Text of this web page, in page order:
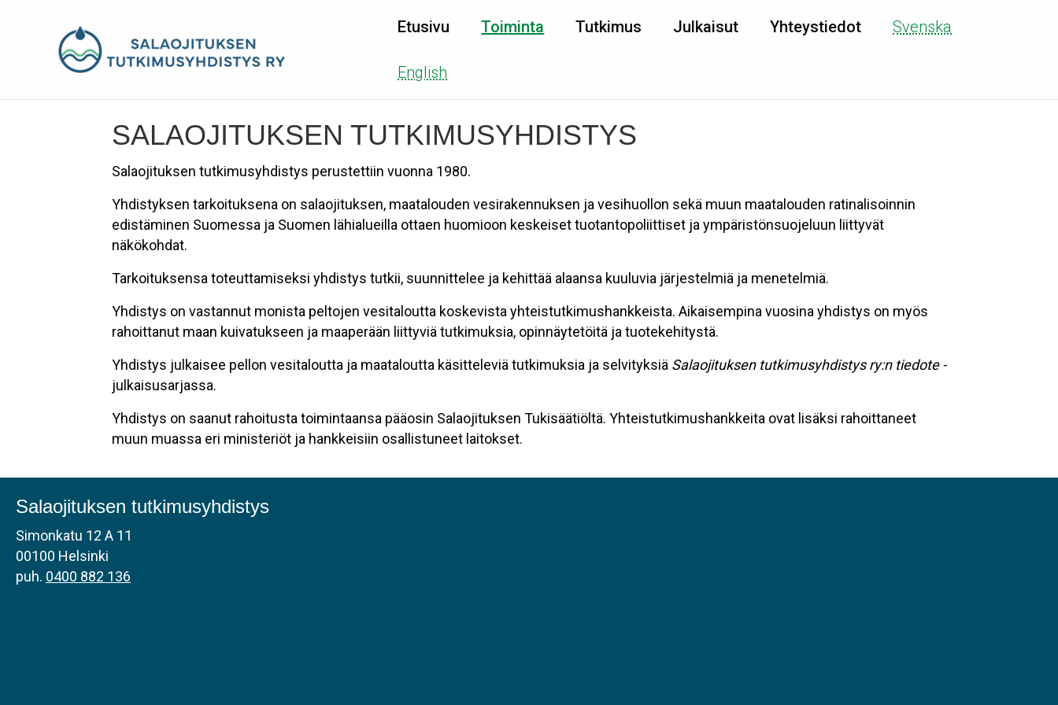
Etusivu Toiminta Tutkimus Julkaisut Yhteystiedot Svenska
English
SALAOJITUKSEN TUTKIMUSYHDISTYS
Salaojituksen tutkimusyhdistys perustettiin vuonna 1980.
Yhdistyksen tarkoituksena on salaojituksen, maatalouden vesirakennuksen ja vesihuollon sekä muun maatalouden ratinalisoinnin
edistäminen Suomessa ja Suomen lähialueilla ottaen huomioon keskeiset tuotantopoliittiset ja ympäristönsuojeluun liittyvät
näkökohdat.
Tarkoituksensa toteuttamiseksi yhdistys tutkii, suunnittelee ja kehittää alaansa kuuluvia järjestelmiä ja menetelmiä.
Yhdistys on vastannut monista peltojen vesitaloutta koskevista yhteistutkimushankkeista. Aikaisempina vuosina yhdistys on myös
rahoittanut maan kuivatukseen ja maaperään liittyviä tutkimuksia, opinnäytetöitä ja tuotekehitystä.
Yhdistys julkaisee pellon vesitaloutta ja maataloutta käsitteleviä tutkimuksia ja selvityksiä Salaojituksen tutkimusyhdistys ry:n tiedote -
julkaisusarjassa.
Yhdistys on saanut rahoitusta toimintaansa pääosin Salaojituksen Tukisäätiöltä. Yhteistutkimushankkeita ovat lisäksi rahoittaneet
muun muassa eri ministeriöt ja hankkeisiin osallistuneet laitokset.
Salaojituksen tutkimusyhdistys
Simonkatu 12 A 11
00100 Helsinki
puh. 0400 882 136